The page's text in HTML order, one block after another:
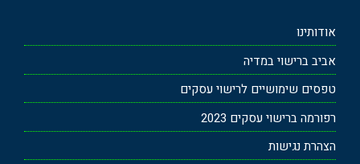
אודותינו
אביב ברישוי במדיה
טפסים שימושיים לרישוי עסקים
רפורמה ברישוי עסקים 2023
הצהרת נגישות